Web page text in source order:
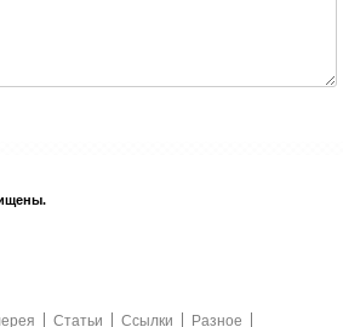
Статьи Ссылки Разное